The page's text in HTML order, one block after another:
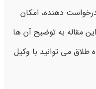
دهنده، امکان
مقاله به توضیح آن ها
طلاق می توانید با وکیل